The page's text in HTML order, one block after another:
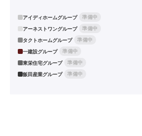
アイディホームグループ
準備中
アーネストワングループ
準備中
タクトホームグループ
準備中
一建設グループ
準備中
東栄住宅グループ
準備中
飯田産業グループ
準備中